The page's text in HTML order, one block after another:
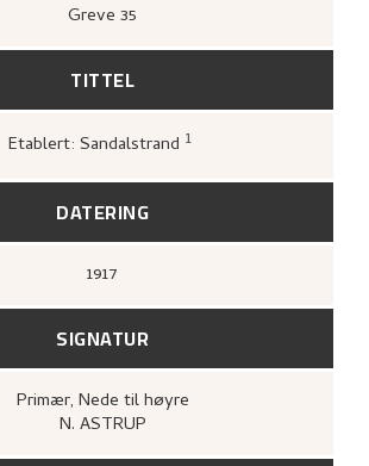
Greve 35
TITTEL
Etablert: Sandalstrand 1
DATERING
1917
SIGNATUR
Primær, Nede til høyre
N. ASTRUP